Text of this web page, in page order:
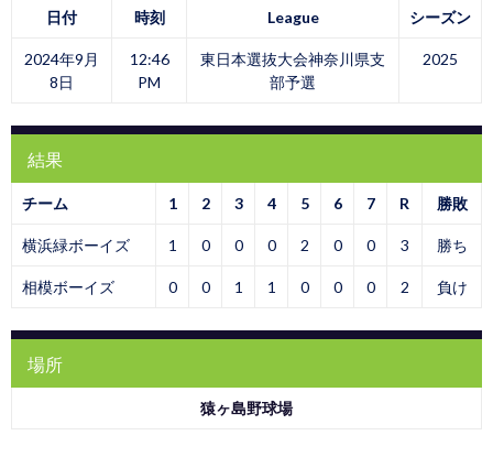
日付 時刻 League シーズン
2024年9月
8日
12:46
PM
東日本選抜大会神奈川県支
部予選
2025
結果
チーム 1 2 3 4 5 6 7 R 勝敗
横浜緑ボーイズ 1 0 0 0 2 0 0 3 勝ち
相模ボーイズ 0 0 1 1 0 0 0 2 負け
場所
猿ヶ島野球場